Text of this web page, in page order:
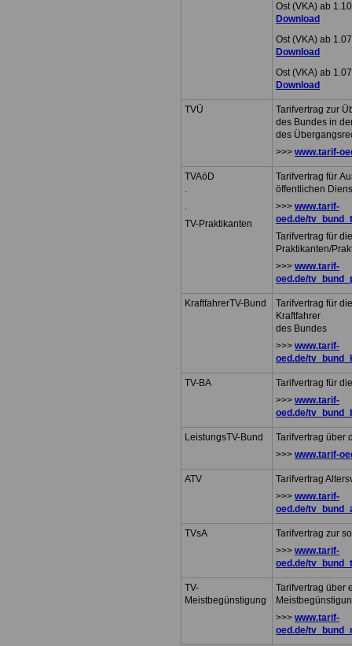
Ost (VKA) ab
Download
Ost (VKA) ab
Download
Ost (VKA) ab
Download
TVÜ
Tarifvertrag zur
des Bundes in
des
>>> www.tarif-
TVAöD
.
.
TV-Praktikanten
Tarifvertrag für
öffentlichen
>>> www.tarif-
oed.de/
Tarifvertrag für die
Praktikanten/
>>> www.tarif-
oed.de/
KraftfahrerTV-Bund
Tarifvertrag für
Kraftfahrer
des Bundes
>>> www.tarif-
oed.de/
TV-BA
Tarifvertrag für
>>> www.tarif-
oed.de/
LeistungsTV-Bund
Tarifvertrag über
>>> www.tarif-
ATV
Tarifvertrag
>>> www.tarif-
oed.de/
TVsA
Tarifvertrag zur
>>> www.tarif-
oed.de/
TV-
Meistbegünstigung
Tarifvertrag über
>>> www.tarif-
oed.de/